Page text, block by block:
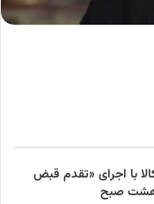
تن کالا با اجرای «تقدم قبض
هشت صبح